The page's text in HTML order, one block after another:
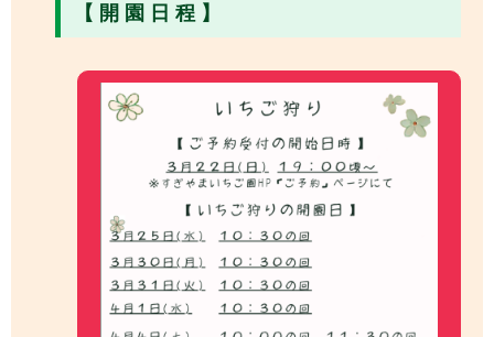
【 開 園 日 程 】